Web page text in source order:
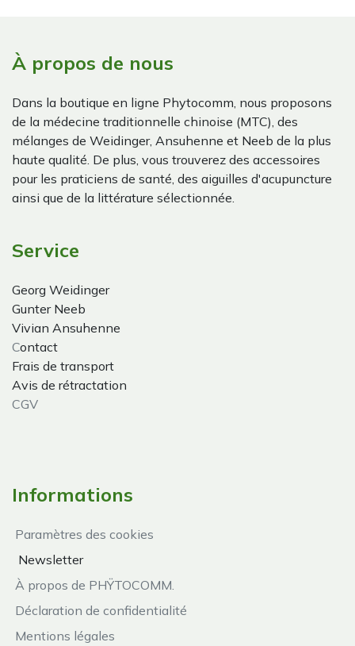
À propos de nous
Dans la boutique en ligne Phytocomm, nous proposons
de la médecine traditionnelle chinoise (MTC), des
mélanges de Weidinger, Ansuhenne et Neeb de la plus
haute qualité. De plus, vous trouverez des accessoires
pour les praticiens de santé, des aiguilles d'acupuncture
ainsi que de la littérature sélectionnée.
Service
Georg Weidinger
Gunter Neeb
Vivian Ansuhenne
Contact
Frais de transport
Avis de rétractation
CGV
Informations
Paramètres des cookies
Newsletter
À propos de PHŸTOCOMM.
Déclaration de confidentialité
Mentions légales